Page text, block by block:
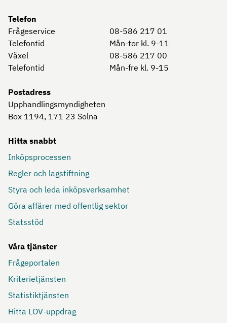
Telefon
Frågeservice
08-586 217 01
Telefontid
Mån-tor kl. 9-11
Växel
08-586 217 00
Telefontid
Mån-fre kl. 9-15
Postadress
Upphandlingsmyndigheten
Box 1194, 171 23 Solna
Hitta snabbt
Inköpsprocessen
Regler och lagstiftning
Styra och leda inköpsverksamhet
Göra affärer med offentlig sektor
Statsstöd
Våra tjänster
Frågeportalen
Kriterietjänsten
Statistiktjänsten
Hitta LOV-uppdrag